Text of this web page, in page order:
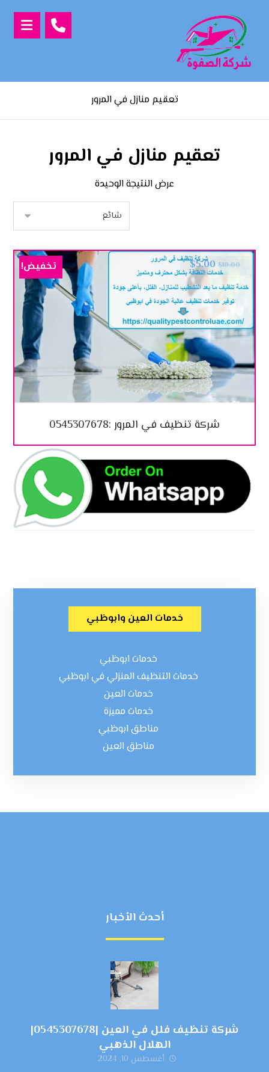
تعقيم منازل في المرور
تعقيم منازل في المرور
عرض النتيجة الوحيدة
شركة تنظيف في المرور :0545307678
$10.00
$5.00 تخفيض!
خدمات العين وابوظبي
خدمات ابوظبي
خدمات التنظيف المنزلي في ابوظبي
خدمات العين
خدمات مميزة
مناطق ابوظبي
مناطق العين
أحدث الأخبار
شركة تنظيف فلل في العين |0545307678|
الهلال الذهبي
أغسطس 10, 2024